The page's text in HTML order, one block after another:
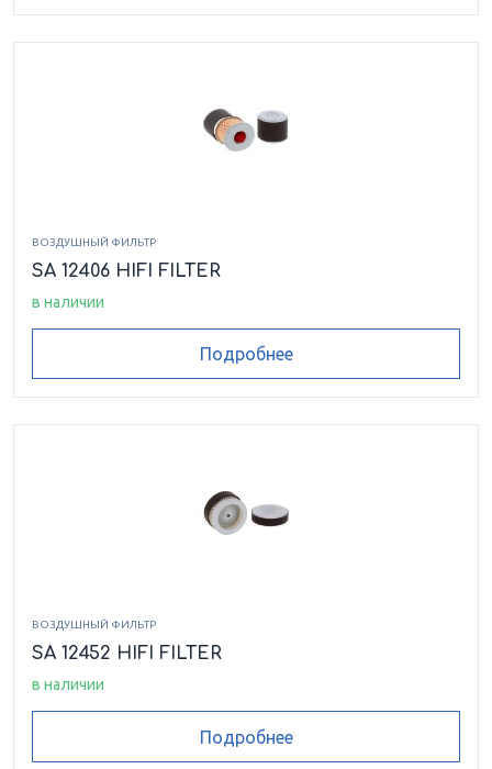
ВОЗДУШНЫЙ ФИЛЬТР
SA 12406 HIFI FILTER
в наличии
Подробнее
ВОЗДУШНЫЙ ФИЛЬТР
SA 12452 HIFI FILTER
в наличии
Подробнее